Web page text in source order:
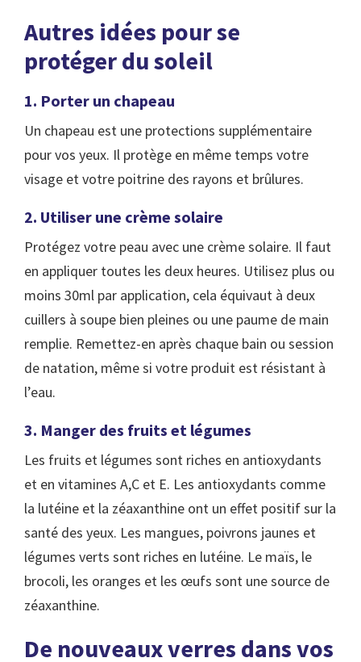
Autres idées pour se
protéger du soleil
1. Porter un chapeau
Un chapeau est une protections supplémentaire
pour vos yeux. Il protège en même temps votre
visage et votre poitrine des rayons et brûlures.
2. Utiliser une crème solaire
Protégez votre peau avec une crème solaire. Il faut
en appliquer toutes les deux heures. Utilisez plus ou
moins 30ml par application, cela équivaut à deux
cuillers à soupe bien pleines ou une paume de main
remplie. Remettez-en après chaque bain ou session
de natation, même si votre produit est résistant à
l’eau.
3. Manger des fruits et légumes
Les fruits et légumes sont riches en antioxydants
et en vitamines A,C et E. Les antioxydants comme
la lutéine et la zéaxanthine ont un effet positif sur la
santé des yeux. Les mangues, poivrons jaunes et
légumes verts sont riches en lutéine. Le maïs, le
brocoli, les oranges et les œufs sont une source de
zéaxanthine.
De nouveaux verres dans vos